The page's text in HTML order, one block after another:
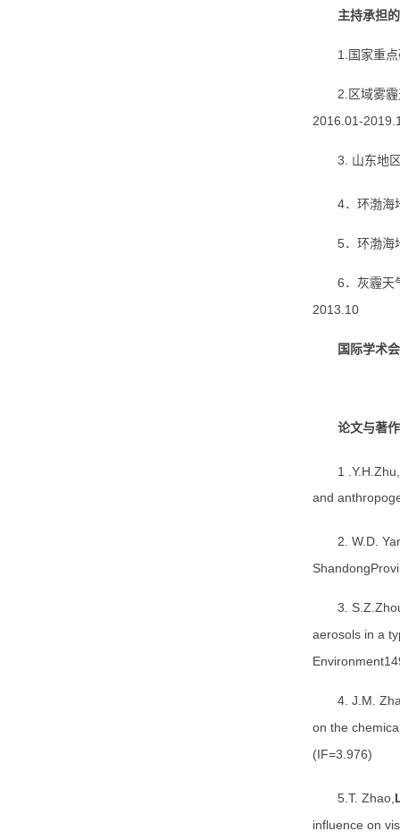
主持承担
1.国家重
2.区域雾
2016.01-
3. 山东地
4．环渤海
5．环渤海
6．灰霾天
2013.10
国际学术
论文与著
1 .Y.H.Zhu,
and
2. W.D.
3.
aerosols in a
4. J.M.
on the
(IF=3.976)
5.T. Zhao,
influence on